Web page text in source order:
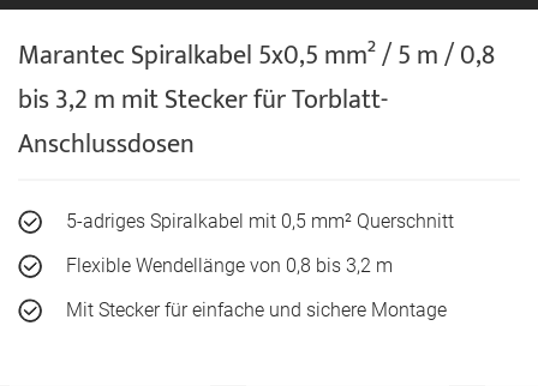
Marantec Spiralkabel 5x0,5 mm² / 5 m / 0,8
bis 3,2 m mit Stecker für Torblatt-
Anschlussdosen
5-adriges Spiralkabel mit 0,5 mm² Querschnitt
Flexible Wendellänge von 0,8 bis 3,2 m
Mit Stecker für einfache und sichere Montage